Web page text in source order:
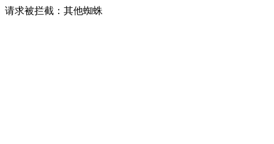
请求被拦截：其他蜘蛛